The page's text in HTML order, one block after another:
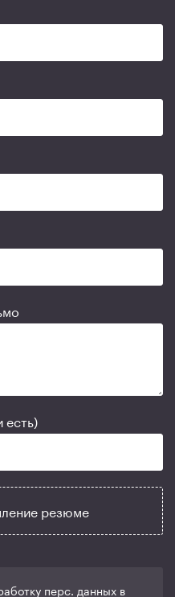
резюме
перс. данных в